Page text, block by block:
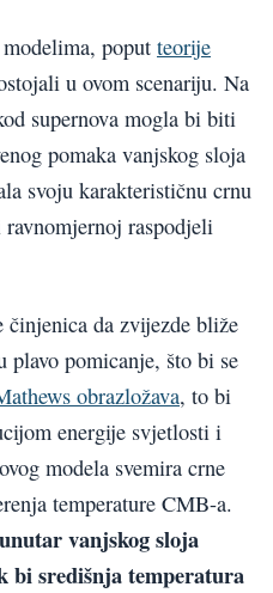
poput teorije
u ovom scenariju. Na
supernova mogla bi biti
pomaka vanjskog sloja
svoju karakterističnu crnu
raspodjeli
činjenica da zvijezde bliže
plavo pomicanje, što bi se
obrazložava, to bi
energije svjetlosti i
modela svemira crne
temperature CMB-a.
vanjskog sloja
bi središnja temperatura